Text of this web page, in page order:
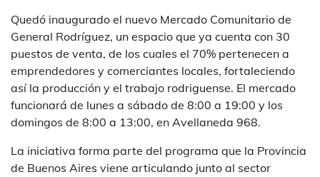
Quedó inaugurado el nuevo Mercado Comunitario de
General Rodríguez, un espacio que ya cuenta con 30
puestos de venta, de los cuales el 70% pertenecen a
emprendedores y comerciantes locales, fortaleciendo
así la producción y el trabajo rodriguense. El mercado
funcionará de lunes a sábado de 8:00 a 19:00 y los
domingos de 8:00 a 13:00, en Avellaneda 968.
La iniciativa forma parte del programa que la Provincia
de Buenos Aires viene articulando junto al sector